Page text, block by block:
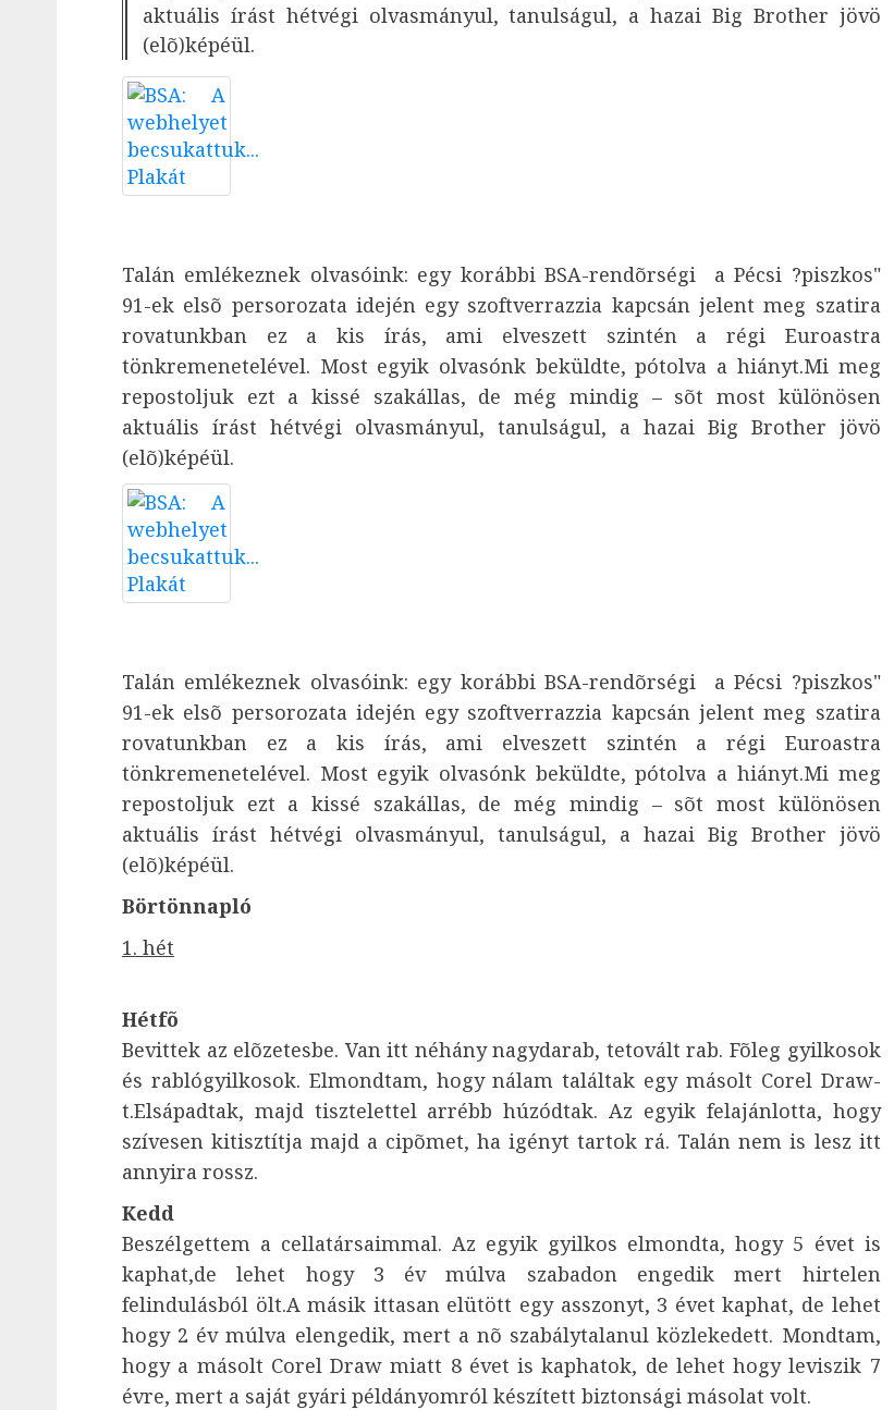
aktuális írást hétvégi olvasmányul, tanulságul, a hazai Big Brother jövö
(elõ)képéül.
Talán emlékeznek olvasóink: egy korábbi BSA-rendõrségi a Pécsi ?piszkos"
91-ek elsõ persorozata idején egy szoftverrazzia kapcsán jelent meg szatira
rovatunkban ez a kis írás, ami elveszett szintén a régi Euroastra
tönkremenetelével. Most egyik olvasónk beküldte, pótolva a hiányt.Mi meg
repostoljuk ezt a kissé szakállas, de még mindig – sõt most különösen
aktuális írást hétvégi olvasmányul, tanulságul, a hazai Big Brother jövö
(elõ)képéül.
Talán emlékeznek olvasóink: egy korábbi BSA-rendõrségi a Pécsi ?piszkos"
91-ek elsõ persorozata idején egy szoftverrazzia kapcsán jelent meg szatira
rovatunkban ez a kis írás, ami elveszett szintén a régi Euroastra
tönkremenetelével. Most egyik olvasónk beküldte, pótolva a hiányt.Mi meg
repostoljuk ezt a kissé szakállas, de még mindig – sõt most különösen
aktuális írást hétvégi olvasmányul, tanulságul, a hazai Big Brother jövö
(elõ)képéül.
Börtönnapló
1. hét
Hétfõ
Bevittek az elõzetesbe. Van itt néhány nagydarab, tetovált rab. Fõleg gyilkosok
és rablógyilkosok. Elmondtam, hogy nálam találtak egy másolt Corel Draw-
t.Elsápadtak, majd tisztelettel arrébb húzódtak. Az egyik felajánlotta, hogy
szívesen kitisztítja majd a cipõmet, ha igényt tartok rá. Talán nem is lesz itt
annyira rossz.
Kedd
Beszélgettem a cellatársaimmal. Az egyik gyilkos elmondta, hogy 5 évet is
kaphat,de lehet hogy 3 év múlva szabadon engedik mert hirtelen
felindulásból ölt.A másik ittasan elütött egy asszonyt, 3 évet kaphat, de lehet
hogy 2 év múlva elengedik, mert a nõ szabálytalanul közlekedett. Mondtam,
hogy a másolt Corel Draw miatt 8 évet is kaphatok, de lehet hogy leviszik 7
évre, mert a saját gyári példányomról készített biztonsági másolat volt.